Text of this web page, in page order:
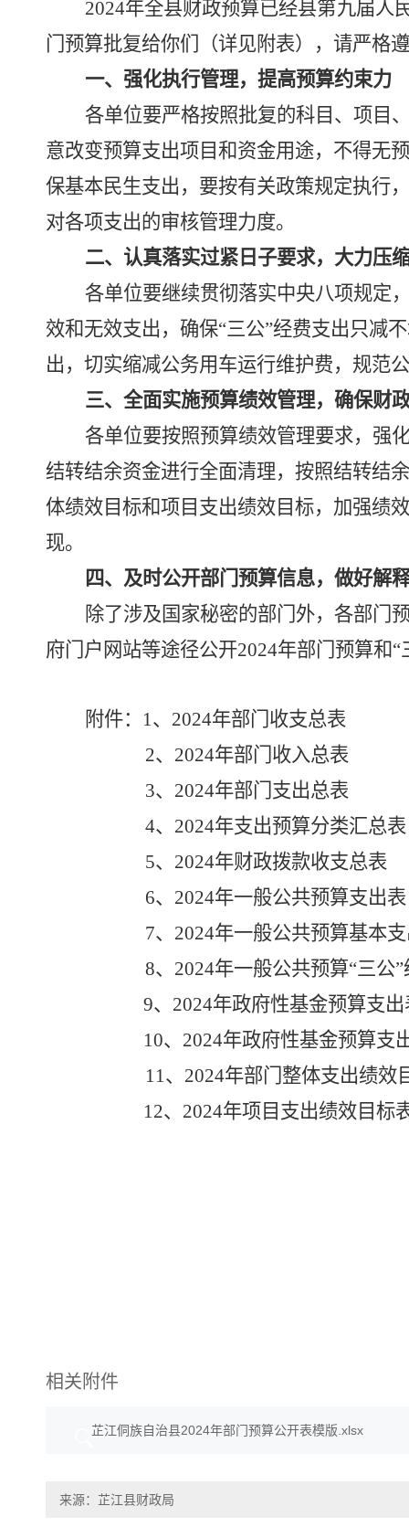
2024年全县财政预算已经县第九届人
门预算批复给你们（详见附表）， 请严格
一、 强化执行管理，提高预算约束力
各单位要严格按照批复的科目、项目
意改变预算支出项目和资金用途，不得无
保基本民生支出，要按有关政策规定执行
对各项支出的审核管理力度。
二、认真落实过紧日子要求， 大力压
各单位要继续贯彻落实中央八项规定
效和无效支出 ，确保“三公”经费支出只减
出，切实缩减公务用车运行维护费，规范
三、 全面实施预算绩效管理，确保财
各单位要按照预算绩效管理要求，强
结转结余资金进行全面清理，按照结转结
体绩效目标和项目支出绩效目标，加强绩
现。
四、 及时公开部门预算信息，做好解
除了涉及国家秘密的部门外，各部门
府门户网站等途径公开2024年部门预算和“
附件： 1、 2024年部门 收支总表
2、 2024年部门 收入总表
3、 2024年部门 支出总表
4、2024年支出预算分类汇总表
5、2024年财政拨款收支总表
6、 2024年一般公共预算支出表
7、 2024年一般公共预算基本
8、 2024年一般公共预算“三公
9、2024年政府性基金预算支出
10、2024年政府性基金预算支
11、 2024年部门 整体支出绩效
12、 2024年项目支出绩效目标
相关附件
芷江侗族自治县2024年部门预算公开表模版.xlsx
来源：芷江县财政局